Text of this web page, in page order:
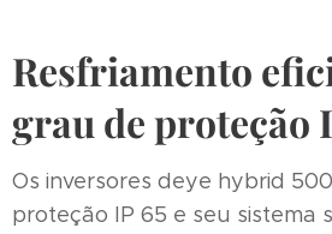
Resfriamento
grau de proteção
Os inversores deye hybrid
proteção IP 65 e seu sistema